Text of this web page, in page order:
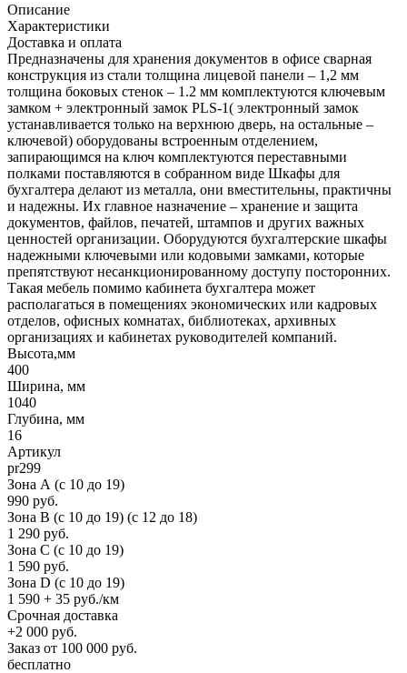
Описание
Характеристики
Доставка и оплата
Предназначены для хранения документов в офисе сварная
конструкция из стали толщина лицевой панели – 1,2 мм
толщина боковых стенок – 1.2 мм комплектуются ключевым
замком + электронный замок PLS-1( электронный замок
устанавливается только на верхнюю дверь, на остальные –
ключевой) оборудованы встроенным отделением,
запирающимся на ключ комплектуются переставными
полками поставляются в собранном виде Шкафы для
бухгалтера делают из металла, они вместительны, практичны
и надежны. Их главное назначение – хранение и защита
документов, файлов, печатей, штампов и других важных
ценностей организации. Оборудуются бухгалтерские шкафы
надежными ключевыми или кодовыми замками, которые
препятствуют несанкционированному доступу посторонних.
Такая мебель помимо кабинета бухгалтера может
располагаться в помещениях экономических или кадровых
отделов, офисных комнатах, библиотеках, архивных
организациях и кабинетах руководителей компаний.
Высота,мм
400
Ширина, мм
1040
Глубина, мм
16
Артикул
pr299
Зона А (c 10 до 19)
990 руб.
Зона B (c 10 до 19) (c 12 до 18)
1 290 руб.
Зона C (c 10 до 19)
1 590 руб.
Зона D (c 10 до 19)
1 590 + 35 руб./км
Срочная доставка
+2 000 руб.
Заказ от 100 000 руб.
бесплатно